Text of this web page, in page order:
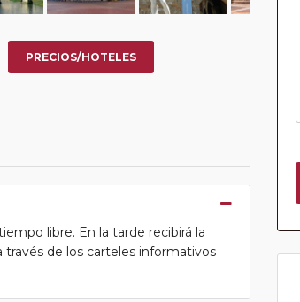
PRECIOS/HOTELES
libre. En la tarde recibirá la
de los carteles informativos